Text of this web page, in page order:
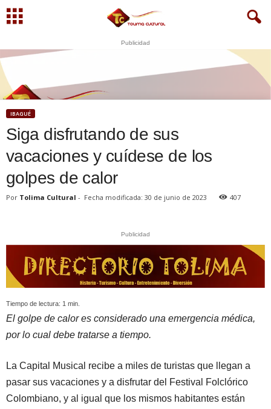
Publicidad
WhatsApp
+573249605958
IBAGUÉ
Siga disfrutando de sus
vacaciones y cuídese de los
golpes de calor
Por Tolima Cultural - Fecha modificada: 30 de junio de 2023 407
Publicidad
Tiempo de lectura: 1 min.
El golpe de calor es considerado una emergencia médica,
por lo cual debe tratarse a tiempo.
La Capital Musical recibe a miles de turistas que llegan a
pasar sus vacaciones y a disfrutar del Festival Folclórico
Colombiano, y al igual que los mismos habitantes están